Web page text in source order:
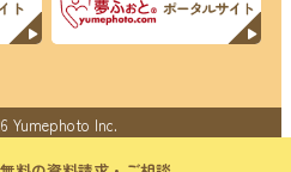
Yumephoto Inc.